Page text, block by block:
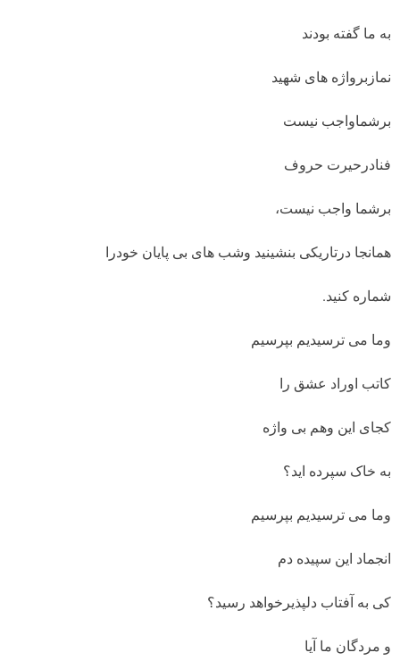
به ما گفته بودند
نمازبرواژه های شهید
برشماواجب نیست
فنادرحیرت حروف
برشما واجب نیست،
همانجا درتاریکی بنشینید وشب های بی پایان خودرا
شماره کنید.
وما می ترسیدیم بپرسیم
کاتب اوراد عشق را
کجای این وهم بی واژه
به خاک سپرده اید؟
وما می ترسیدیم بپرسیم
انجماد این سپیده دم
کی به آفتاب دلپذیرخواهد رسید؟
و مردگان ما آیا